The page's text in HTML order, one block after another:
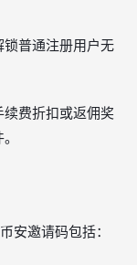
锁普通注册用户无
费折扣或返佣奖
安邀请码包括：